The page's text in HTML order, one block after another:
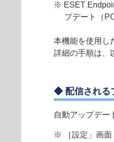
※ ESET
プデート（
本機能を使用し
詳細の手順は、
◆ 配信される
自動アップデー
※ ［設定」画面